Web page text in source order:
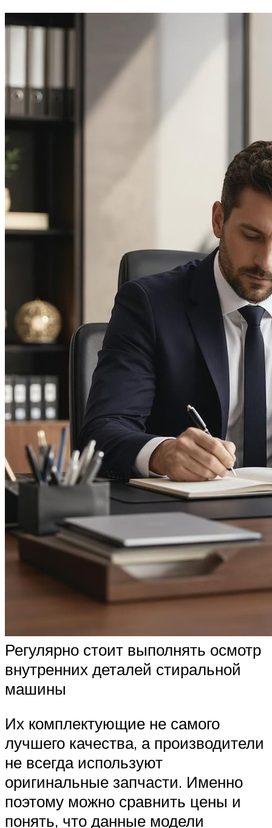
Регулярно стоит выполнять осмотр
внутренних деталей стиральной
машины
Их комплектующие не самого
лучшего качества, а производители
не всегда используют
оригинальные запчасти. Именно
поэтому можно сравнить цены и
понять, что данные модели